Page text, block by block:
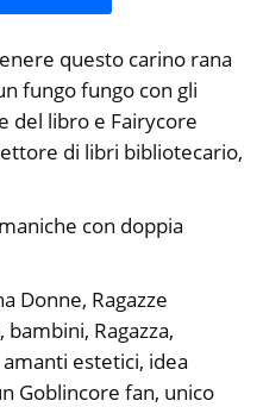
questo carino rana
fungo fungo con gli
del libro e Fairycore
di libri bibliotecario,
con doppia
Donne, Ragazze
Ragazza,
estetici, idea
Goblincore fan, unico